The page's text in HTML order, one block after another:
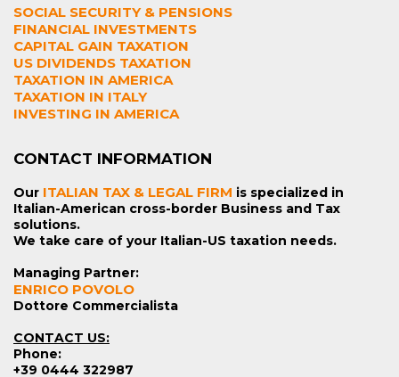
SOCIAL SECURITY & PENSIONS
FINANCIAL INVESTMENTS
CAPITAL GAIN TAXATION
US DIVIDENDS TAXATION
TAXATION IN AMERICA
TAXATION IN ITALY
INVESTING IN AMERICA
CONTACT INFORMATION
Our ITALIAN TAX & LEGAL FIRM is specialized in
Italian-American cross-border Business and Tax
solutions.
We take care of your Italian-US taxation needs.
Managing Partner:
ENRICO POVOLO
Dottore Commercialista
CONTACT US:
Phone:
+39 0444 322987